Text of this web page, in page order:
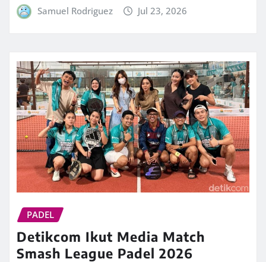
Samuel Rodriguez Jul 23, 2026
PADEL
Detikcom Ikut Media Match
Smash League Padel 2026